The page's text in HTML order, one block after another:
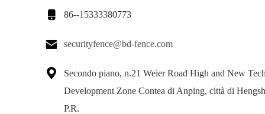
 86--15333380773
 securityfence@bd-fence.com

Secondo piano, n.21 Weier Road High and New
Development Zone Contea di Anping, città di
P.R.